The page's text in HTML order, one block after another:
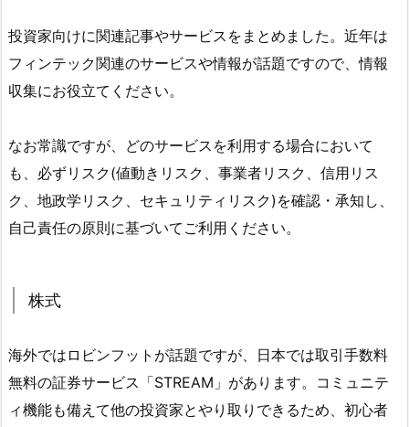
投資家向けに関連記事やサービスをまとめました。近年は
フィンテック関連のサービスや情報が話題ですので、情報
収集にお役立てください。
なお常識ですが、どのサービスを利用する場合において
も、必ずリスク(値動きリスク、事業者リスク、信用リス
ク、地政学リスク、セキュリティリスク)を確認・承知し、
自己責任の原則に基づいてご利用ください。
株式
海外ではロビンフットが話題ですが、日本では取引手数料
無料の証券サービス「STREAM」があります。コミュニテ
ィ機能も備えて他の投資家とやり取りできるため、初心者